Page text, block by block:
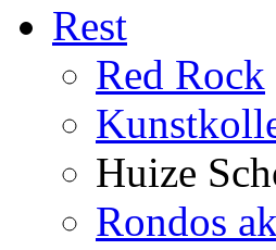
Rest
Red Rock
Huize
Rondos